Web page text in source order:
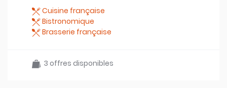
Cuisine française
Bistronomique
Brasserie française
3 offres disponibles